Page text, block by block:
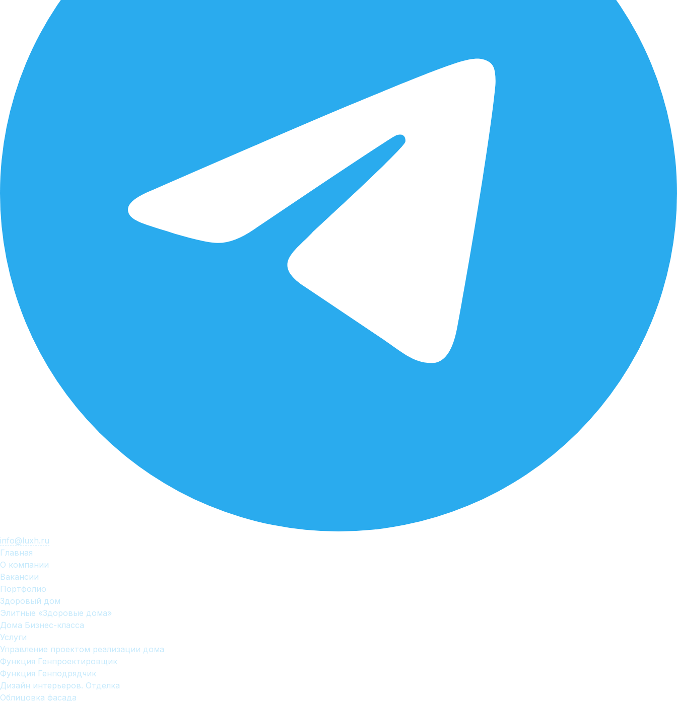
info@luxh.ru
Главная
О компании
Вакансии
Портфолио
Здоровый дом
Элитные «Здоровые дома»
Дома Бизнес-класса
Услуги
Управление проектом реализации дома
Функция Генпроектировщик
Функция Генподрядчик
Дизайн интерьеров. Отделка
Облицовка фасада